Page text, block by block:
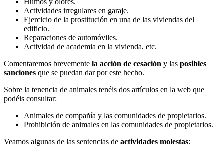
Humos y olores.
Actividades irregulares en garaje.
Ejercicio de la prostitución en una de las viviendas del
edificio.
Reparaciones de automóviles.
Actividad de academia en la vivienda, etc.
Comentaremos brevemente la acción de cesación y las posibles
sanciones que se puedan dar por este hecho.
Sobre la tenencia de animales tenéis dos artículos en la web que
podéis consultar:
Animales de compañía y las comunidades de propietarios.
Prohibición de animales en las comunidades de propietarios.
Veamos algunas de las sentencias de actividades molestas: